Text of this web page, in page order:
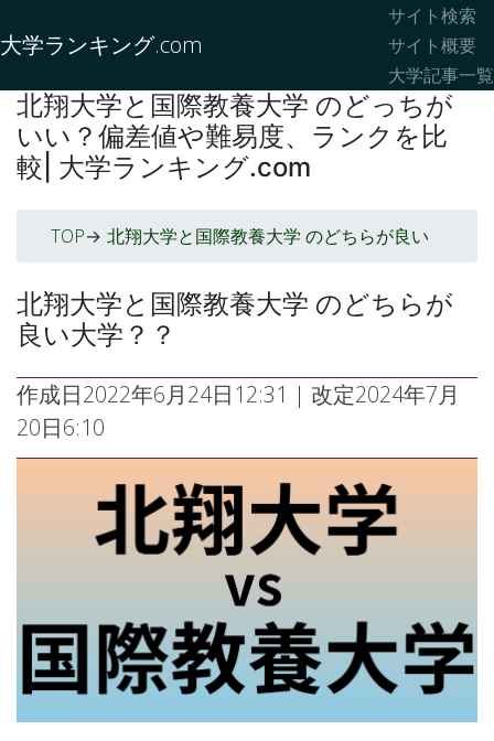
大学ランキング.com
サイト検索
サイト概要
大学記事一覧
北翔大学と国際教養大学 のどっちが
いい？偏差値や難易度、ランクを比
較| 大学ランキング.com
TOP-> 北翔大学と国際教養大学 のどちらが良い
北翔大学と国際教養大学 のどちらが
良い大学？？
作成日2022年6月24日12:31 | 改定2024年7月
20日6:10